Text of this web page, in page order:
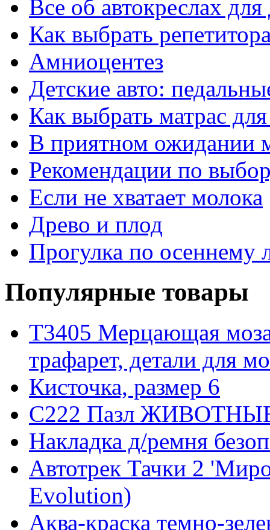
Все об автокреслах для
Как выбрать
Амниоцентез
Детские авто:
Как выбрать матрас
В приятном ожидании
Рекомендации по
Если не хватает молока
Древо и плод
Прогулка по осеннему
Популярные товары
T3405 Мерцающая
трафарет, детали для
Кисточка, размер 6
C222 Пазл ЖИВОТНЫЕ
Накладка д/ремня
Автотрек Тачки 2
Evolution)
Аква-краска темно-